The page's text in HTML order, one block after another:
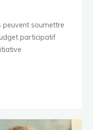
peuvent soumettre
participatif